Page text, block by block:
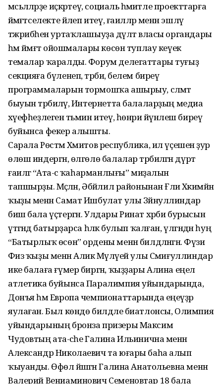
мәсьәләләрҙе иҫкәртеү, социаль әһәмиәтле проекттарға
йәмәғәтселекте йәлеп итеү, ғаиләләр менән эшләү
тәжрибәһен уртаҡлашыуҙа дәүләт власы органдары
һәм йәмәғәт ойошмалары көсөн туплау кеүек
темалар ҡаралды. Форум делегаттары туғыҙ
секцияға бүленеп, тәрбиә, белем биреү
программаларын тормошҡа ашырыу, сәләмәт
быуын тәрбиәләү, Интернетта балаларҙың медиа
хәүефһеҙлеген тәьмин итеү, һөнәри йүнәлеш биреү
буйынса фекер алышты.
Сарала Рөстәм Хәмитов республика, ил үҫешенә ҙур
өлөш индергән, өлгөлө балалар тәрбиәләгән дүрт
ғаиләгә “Ата-әсә ҡаһарманлығы” миҙалын
тапшырҙы. Мәҫәлән, Әбйәлил районынан Ғәлиә Хәкимйән
ҡыҙы менән Самат Ишбулат улы Зәйнуллиндар
биш бала үҫтергән. Улдары Ринат хәрби бурысын
үтәгәндә батырҙарса һәләк булып ҡалған, үлгәндән һуң
“Батырлыҡ өсөн” ордены менән билдәләнгән. Фәүзиә
Фәиз ҡыҙы менән Алик Мәүләүей улы Сәмиғуллиндар
ике балаға ғүмер биргән, ҡыҙҙары Алина еңел
атлетика буйынса Паралимпия уйындарында,
Донъя һәм Европа чемпионаттарында еңеүҙәр
яулаған. Был көндө билдәле биатлонсы, Олимпия
уйындарының бронза призеры Максим
Чудовтың ата-әсәһе Галина Ильинична менән
Александр Николаевич та юғары баһа алып
ҡыуанды. Өфөлә йәшәгән Галина Анатольевна менән
Валерий Вениаминович Семеновтар 18 бала